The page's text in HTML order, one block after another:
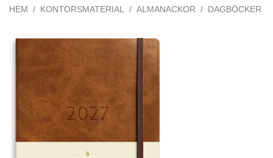
HEM KONTORSMATERIAL ALMANACKOR DAGBÖCKER